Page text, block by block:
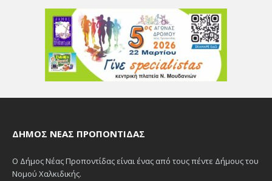
ΔΉΜΟΣ ΝΈΑΣ ΠΡΟΠΟΝΤΊΔΑΣ
Ο Δήμος Νέας Προποντίδας είναι ένας από τους πέντε Δήμους του
Νομού Χαλκιδικής.